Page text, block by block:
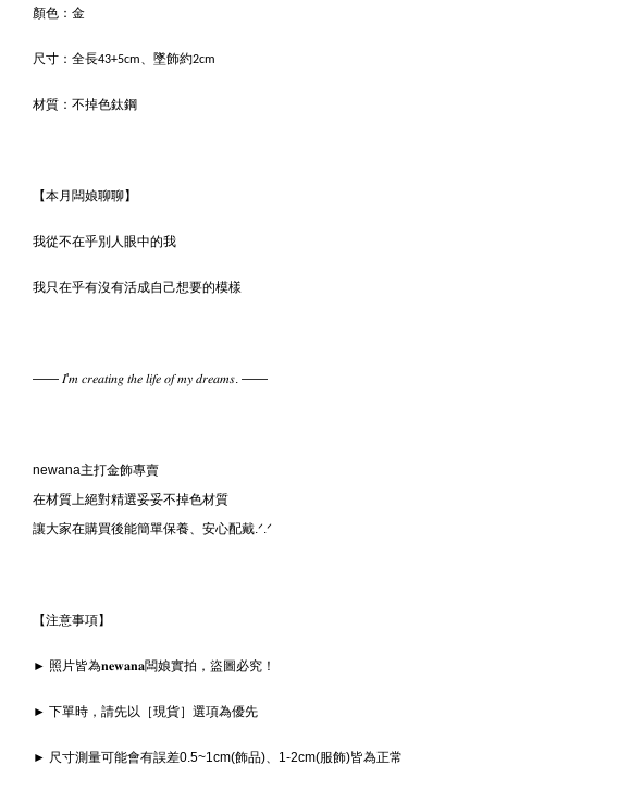
顏色： 金
尺寸： 全長43+5cm、墜飾約2cm
材質： 不掉色鈦鋼
【本月闆娘聊聊】
我從不在乎別人眼中的我
我只在乎有沒有活成自己想要的模樣
—— 𝐼'𝑚 𝑐𝑟𝑒𝑎𝑡𝑖𝑛𝑔 𝑡ℎ𝑒 𝑙𝑖𝑓𝑒 𝑜𝑓 𝑚𝑦 𝑑𝑟𝑒𝑎𝑚𝑠. ——
newana主打金飾專賣
在材質上絕對精選妥妥不掉色材質
讓大家在購買後能簡單保養、安心配戴.ᐟ‪‪‪.ᐟ‪‪‪
【注意事項】
► 照片皆為𝐧𝐞𝐰𝐚𝐧𝐚闆娘實拍，盜圖必究！
► 下單時，請先以［現貨］選項為優先
► 尺寸測量可能會有誤差0.5~1cm(飾品)、1-2cm(服飾)皆為正常